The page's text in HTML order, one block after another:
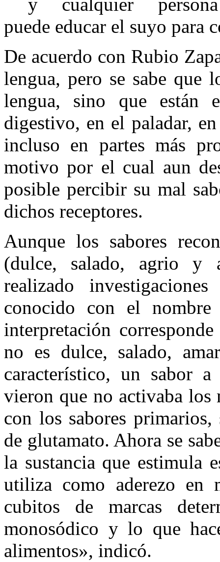
y cualquier
puede educar el suyo para
De acuerdo con Rubio
lengua, pero se sabe que
lengua, sino que están
digestivo, en el paladar,
incluso en partes más
motivo por el cual aun
posible percibir su mal
dichos receptores.
Aunque los sabores
(dulce, salado, agrio y
realizado
conocido con el
interpretación
no es dulce, salado,
característico, un sabor
vieron que no activaba los
con los sabores
de glutamato. Ahora se
la sustancia que estimula
utiliza como aderezo en
cubitos de marcas
monosódico y lo que
alimentos», indicó.